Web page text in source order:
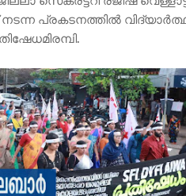
നടന്ന പ്രകടനത്തിൽ